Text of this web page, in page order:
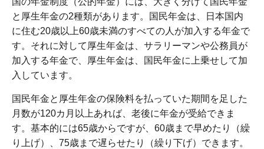
と厚生年金の2種類があります。国民年金は、日本国内
に住む20歳以上60歳未満のすべての人が加入する年金で
す。それに対して厚生年金は、サラリーマンや公務員が
加入する年金で、厚生年金は、国民年金に上乗せして加
入しています。
国民年金と厚生年金の保険料を払っていた期間を足した
月数が120カ月以上あれば、老後に年金が受給できま
す。基本的には65歳からですが、60歳まで早めたり（繰
り上げ）、75歳まで遅らせたり（繰り下げ）できます。